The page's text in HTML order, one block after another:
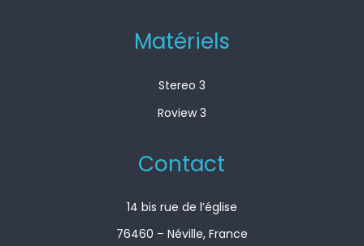
Matériels
Stereo 3
Roview 3
Contact
14 bis rue de l’église
76460 – Néville, France